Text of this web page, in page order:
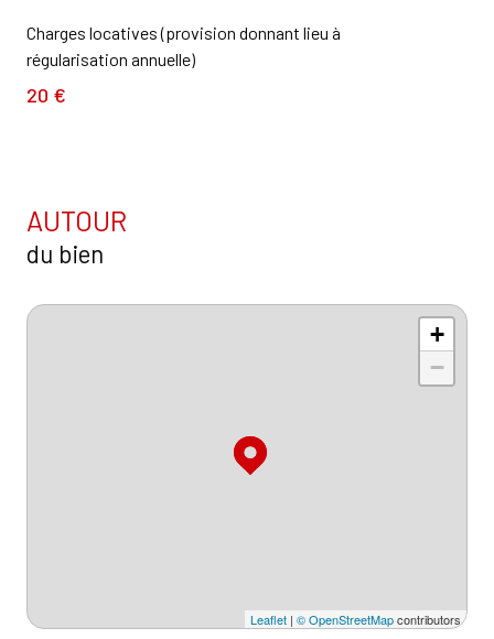
Charges locatives (provision donnant lieu à
régularisation annuelle)
20 €
AUTOUR
du bien
+
−
Leaflet | © OpenStreetMapcontributors